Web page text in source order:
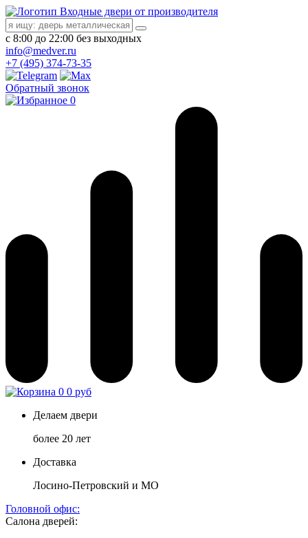
Входные двери от производителя
с 8:00 до 22:00 без выходных
info@medver.ru
+7 (495) 374-73-35
Обратный звонок
0
0 0 руб
Делаем двери
более 20 лет
Доставка
Лосино-Петровский и МО
Головной офис:
Салона дверей: